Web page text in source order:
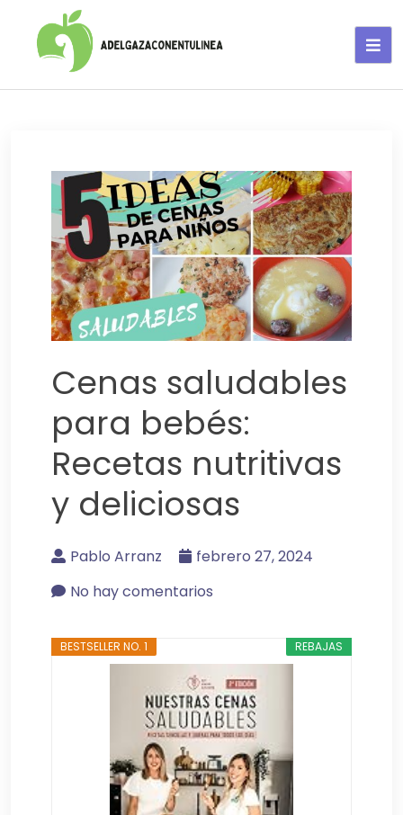
Cenas saludables
para bebés:
Recetas nutritivas
y deliciosas
Pablo Arranz
febrero 27, 2024
No hay comentarios
REBAJAS
BESTSELLER NO. 1